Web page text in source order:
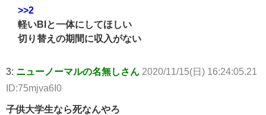
>>2
軽いBIと一体にしてほしい
切り替えの期間に収入がない
3: ニューノーマルの名無しさん 2020/11/15(日) 16:24:05.21
ID:75mjva6I0
子供大学生なら死なんやろ